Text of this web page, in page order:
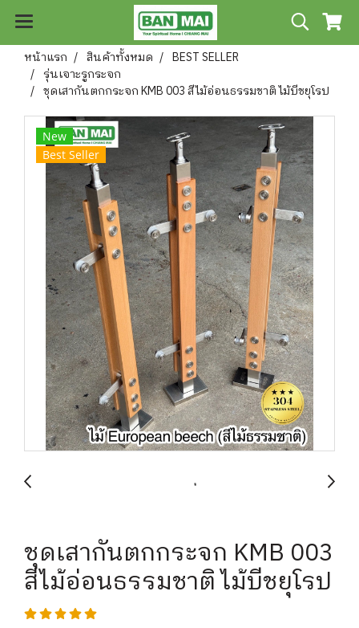
หน้าแรก สินค้าทั้งหมด
BEST SELLER
รุ่นเจาะรูกระจก
ชุดเสากันตกกระจก KMB 003 สีไม้อ่อนธรรมชาติ ไม้บีชยุโรป
New
Best Seller
ชุดเสากันตกกระจก KMB 003
สีไม้อ่อนธรรมชาติ ไม้บีชยุโรป